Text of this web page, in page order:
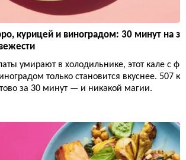
курицей и виноградом: 30 минут на з
умирают в холодильнике, этот кале с ф
только становится вкуснее. 507 к
за 30 минут — и никакой магии.